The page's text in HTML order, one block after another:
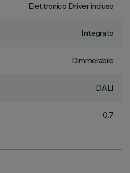
Elettronico Driver incluso
Integrato
Dimmerabile
DALI
0.7